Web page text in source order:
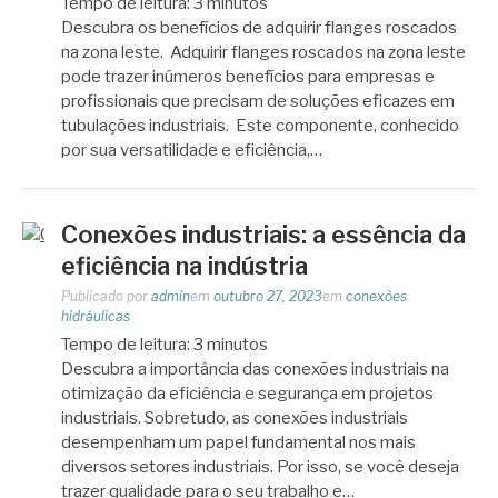
Descubra os benefícios de adquirir flanges roscados
na zona leste. Adquirir flanges roscados na zona leste
pode trazer inúmeros benefícios para empresas e
profissionais que precisam de soluções eficazes em
tubulações industriais. Este componente, conhecido
por sua versatilidade e eficiência,…
Conexões industriais: a essência da
eficiência na indústria
Publicado por adminem outubro 27, 2023em conexões
hidráulicas
Tempo de leitura: 3 minutos
Descubra a importância das conexões industriais na
otimização da eficiência e segurança em projetos
industriais. Sobretudo, as conexões industriais
desempenham um papel fundamental nos mais
diversos setores industriais. Por isso, se você deseja
trazer qualidade para o seu trabalho e…